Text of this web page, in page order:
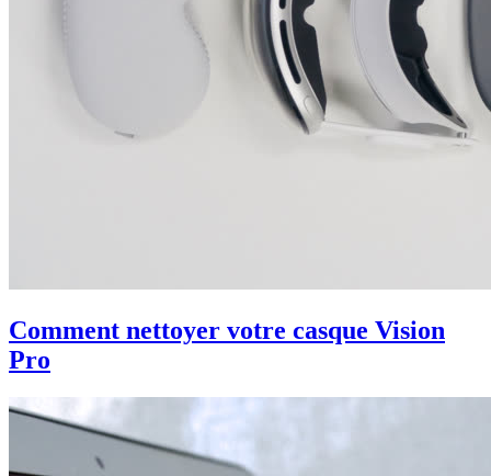
Comment nettoyer votre casque Vision
Pro